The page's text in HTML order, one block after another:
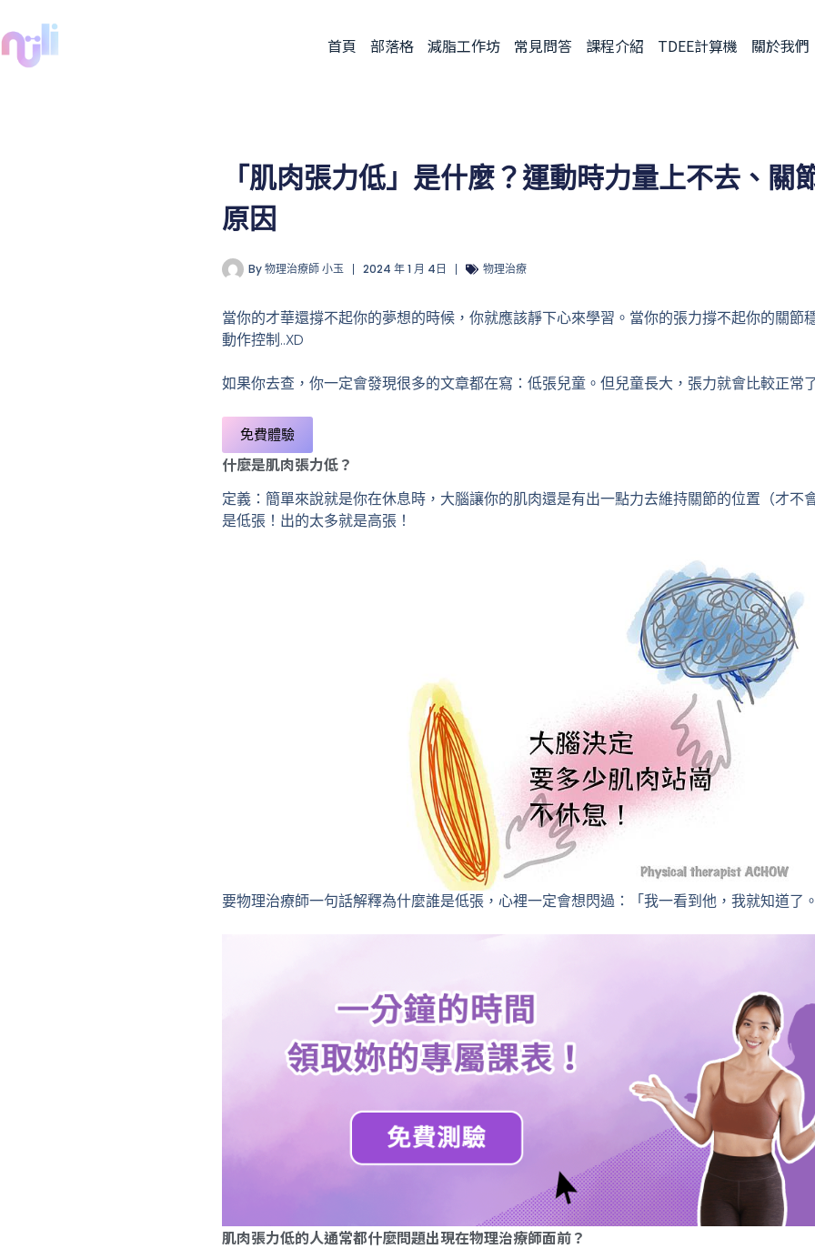
首頁 部落格 減脂工作坊 常見問答 課程介紹 TDEE計算機 關於我們
「肌肉張力低」是什麼？運動時力量上不去、關
原因
By物理治療師 小玉 2024 年 1 月 4日 物理治療
當你的才華還撐不起你的夢想的時候，你就應該靜下心來學習。當你的張力撐不起你的關節
動作控制..XD
如果你去查，你一定會發現很多的文章都在寫：低張兒童。但兒童長大，張力就會比較正常
免費體驗
什麼是肌肉張力低？
定義：簡單來說就是你在休息時，大腦讓你的肌肉還是有出一點力去維持關節的位置（才不
是低張！出的太多就是高張！
要物理治療師一句話解釋為什麼誰是低張，心裡一定會想閃過：「我一看到他，我就知道了
肌肉張力低的人通常都什麼問題出現在物理治療師面前？